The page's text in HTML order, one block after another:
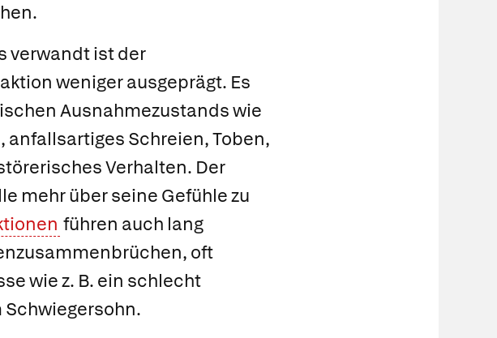
verwandt ist der
weniger ausgeprägt. Es
Ausnahmezustands wie
Schreien, Toben,
Verhalten. Der
mehr über seine Gefühle zu
führen auch lang
oft
wie z. B. ein schlecht